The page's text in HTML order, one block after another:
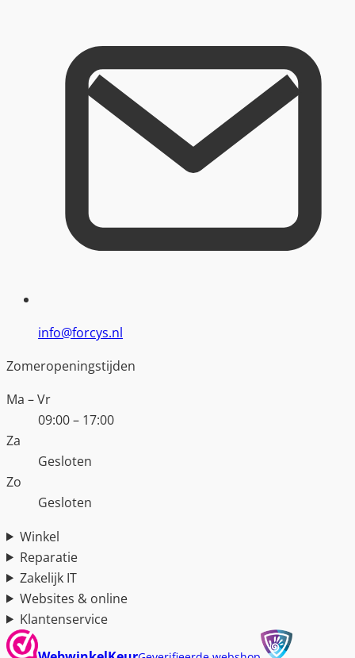
info@forcys.nl
Zomeropeningstijden
Ma – Vr
09:00 – 17:00
Za
Gesloten
Zo
Gesloten
Winkel
Reparatie
Zakelijk IT
Websites & online
Klantenservice